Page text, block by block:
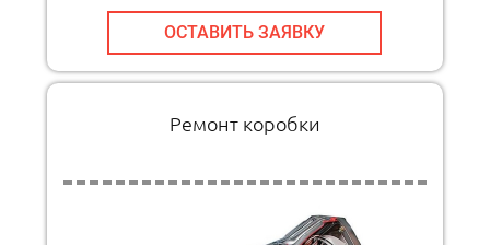
ОСТАВИТЬ ЗАЯВКУ
Ремонт коробки